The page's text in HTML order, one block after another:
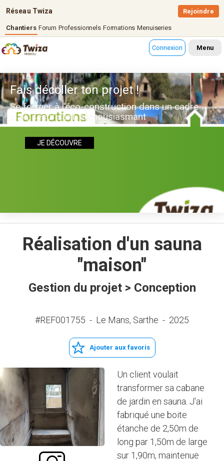
Réseau Twiza
Chantiers Forum Professionnels Formations Menuiseries
Rejoindre
Connexion Menu
Fais décoller ton projet !
Se former à l’éco-construction dans un cadre
clair, sécurisant, enthousiasmant
JE DÉCOUVRE
Réalisation d'un sauna
"maison"
Gestion du projet > Conception
#REF001755 - Le Mans, Sarthe - 2025
Ajouter aux favoris
Un client voulait
transformer sa cabane
de jardin en sauna. J'ai
fabriqué une boite
étanche de 2,50m de
long par 1,50m de large
sur 1,90m, maintenue